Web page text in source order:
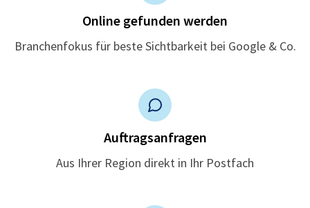
Online gefunden werden
Branchenfokus für beste Sichtbarkeit bei Google & Co.
Auftragsanfragen
Aus Ihrer Region direkt in Ihr Postfach